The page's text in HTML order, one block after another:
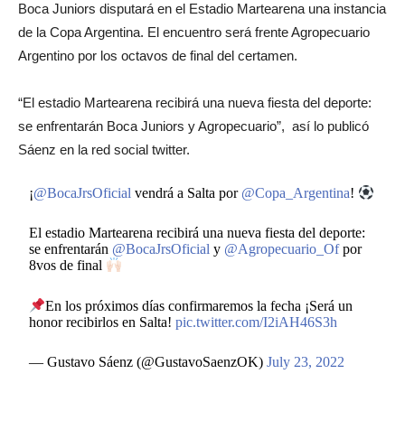
Boca Juniors disputará en el Estadio Martearena una instancia
de la Copa Argentina. El encuentro será frente Agropecuario
Argentino por los octavos de final del certamen.
“El estadio Martearena recibirá una nueva fiesta del deporte:
se enfrentarán Boca Juniors y Agropecuario”, así lo publicó
Sáenz en la red social twitter.
¡@BocaJrsOficial vendrá a Salta por @Copa_Argentina!
El estadio Martearena recibirá una nueva fiesta del deporte:
se enfrentarán @BocaJrsOficial y @Agropecuario_Ofpor
8vos de final
En los próximos días confirmaremos la fecha ¡Será un
honor recibirlos en Salta!pic.twitter.com/I2iAH46S3h
— Gustavo Sáenz (@GustavoSaenzOK)July 23, 2022